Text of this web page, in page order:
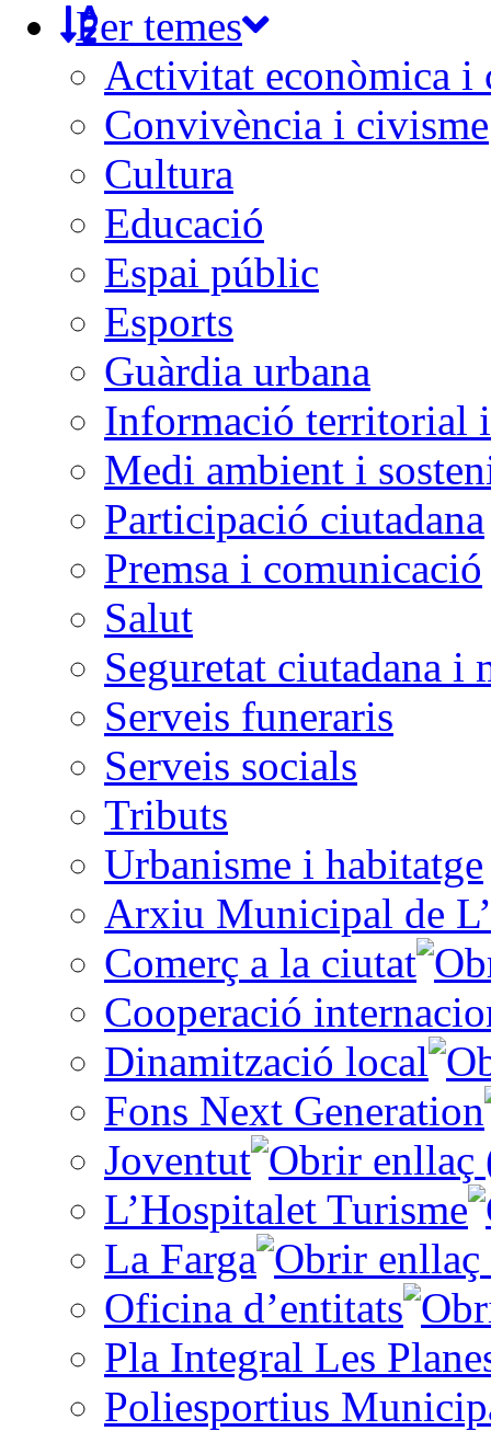
Per temes
Activitat econòmica i
Convivència i civisme
Cultura
Educació
Espai públic
Esports
Guàrdia urbana
Informació territorial
Medi ambient i
Participació ciutadana
Premsa i comunicació
Salut
Seguretat ciutadana i
Serveis funeraris
Serveis socials
Tributs
Urbanisme i habitatge
Arxiu Municipal de
Comerç a la ciutat
Cooperació
Dinamització local
Fons Next Generation
Joventut
L’Hospitalet Turisme
La Farga
Oficina d’entitats
Pla Integral Les
Poliesportius